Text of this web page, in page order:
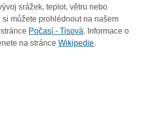
srážek, teplot, větru nebo
můžete prohlédnout na našem
Počasí - Tisová. Informace o
na stránce Wikipedie.